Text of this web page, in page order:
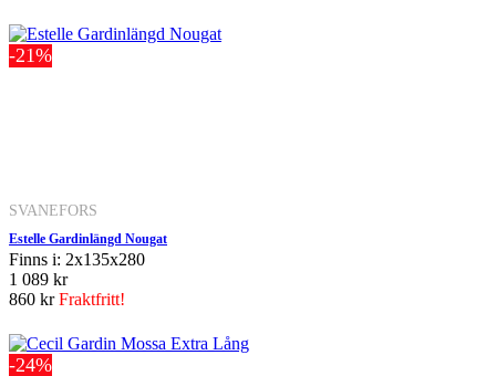
-21%
SVANEFORS
Estelle Gardinlängd Nougat
Finns i: 2x135x280
1 089 kr
860 krFraktfritt!
-24%